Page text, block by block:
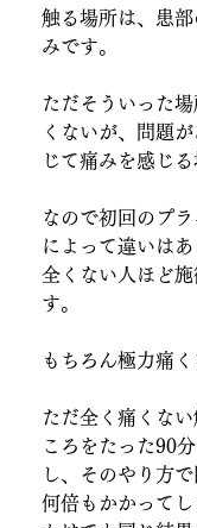
触る場所は、患
みです。
ただそういった
くないが、問題
じて痛みを感じる
なので初回のプ
によって違いは
全くない人ほど
す。
もちろん極力痛
ただ全く痛くな
ころをたった90
し、そのやり方
何倍もかかって